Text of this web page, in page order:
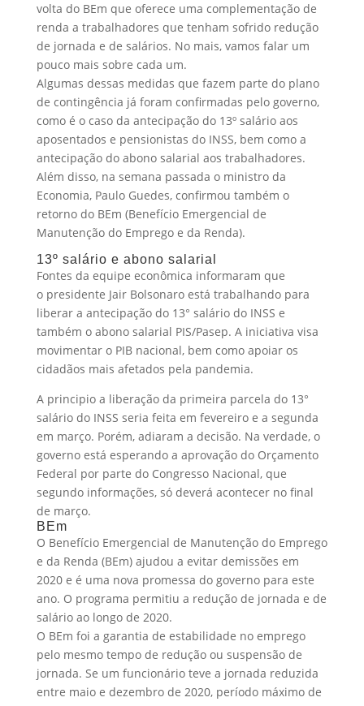
volta do BEm que oferece uma complementação de
renda a trabalhadores que tenham sofrido redução
de jornada e de salários. No mais, vamos falar um
pouco mais sobre cada um.
Algumas dessas medidas que fazem parte do plano
de contingência já foram confirmadas pelo governo,
como é o caso da antecipação do 13º salário aos
aposentados e pensionistas do INSS, bem como a
antecipação do abono salarial aos trabalhadores.
Além disso, na semana passada o ministro da
Economia, Paulo Guedes, confirmou também o
retorno do BEm (Benefício Emergencial de
Manutenção do Emprego e da Renda).
13º salário e abono salarial
Fontes da equipe econômica informaram que
o presidente Jair Bolsonaro está trabalhando para
liberar a antecipação do 13° salário do INSS e
também o abono salarial PIS/Pasep. A iniciativa visa
movimentar o PIB nacional, bem como apoiar os
cidadãos mais afetados pela pandemia.
A principio a liberação da primeira parcela do 13°
salário do INSS seria feita em fevereiro e a segunda
em março. Porém, adiaram a decisão. Na verdade, o
governo está esperando a aprovação do Orçamento
Federal por parte do Congresso Nacional, que
segundo informações, só deverá acontecer no final
de março.
BEm
O Benefício Emergencial de Manutenção do Emprego
e da Renda (BEm) ajudou a evitar demissões em
2020 e é uma nova promessa do governo para este
ano. O programa permitiu a redução de jornada e de
salário ao longo de 2020.
O BEm foi a garantia de estabilidade no emprego
pelo mesmo tempo de redução ou suspensão de
jornada. Se um funcionário teve a jornada reduzida
entre maio e dezembro de 2020, período máximo de